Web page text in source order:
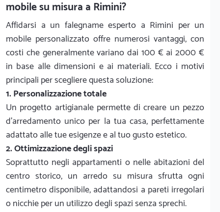
mobile su misura a Rimini?
Affidarsi a un falegname esperto a Rimini per un
mobile personalizzato offre numerosi vantaggi, con
costi che generalmente variano dai 100 € ai 2000 €
in base alle dimensioni e ai materiali. Ecco i motivi
principali per scegliere questa soluzione:
1. Personalizzazione totale
Un progetto artigianale permette di creare un pezzo
d'arredamento unico per la tua casa, perfettamente
adattato alle tue esigenze e al tuo gusto estetico.
2. Ottimizzazione degli spazi
Soprattutto negli appartamenti o nelle abitazioni del
centro storico, un arredo su misura sfrutta ogni
centimetro disponibile, adattandosi a pareti irregolari
o nicchie per un utilizzo degli spazi senza sprechi.